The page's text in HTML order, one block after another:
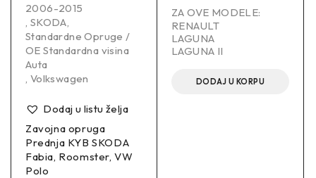
2006-2015
, SKODA,
Standardne Opruge /
OE Standardna visina
Auta
, Volkswagen
Dodaj u listu želja
Zavojna opruga
Prednja KYB SKODA
Fabia, Roomster, VW
Polo
ZA OVE MODELE:
RENAULT
LAGUNA
LAGUNA II
DODAJ U KORPU